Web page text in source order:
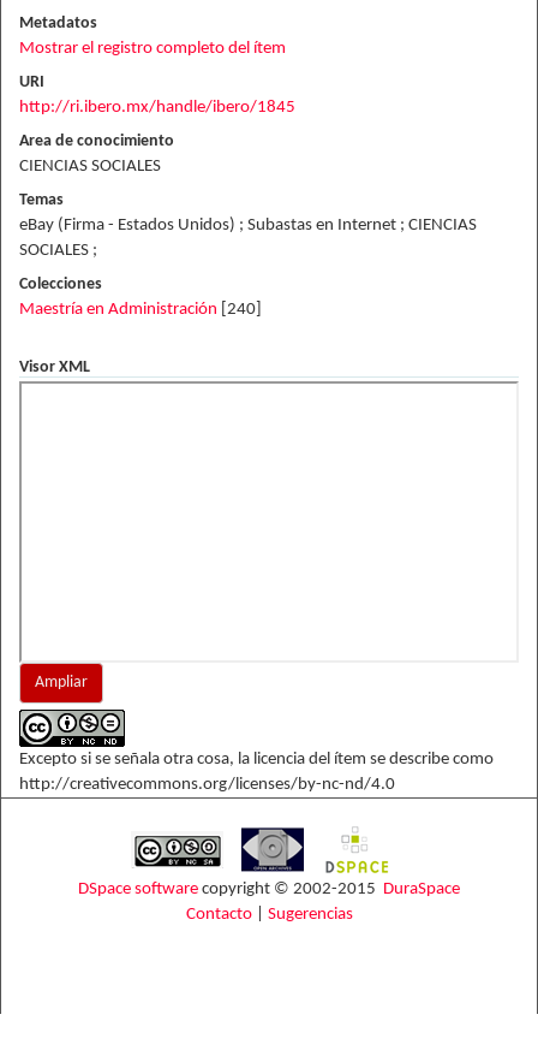
Metadatos
Mostrar el registro completo del ítem
URI
http://ri.ibero.mx/handle/ibero/1845
Area de conocimiento
CIENCIAS SOCIALES
Temas
eBay (Firma - Estados Unidos) ; Subastas en Internet ; CIENCIAS
SOCIALES ;
Colecciones
Maestría en Administración [240]
Visor XML
Ampliar
Excepto si se señala otra cosa, la licencia del ítem se describe como
http://creativecommons.org/licenses/by-nc-nd/4.0
DSpace software copyright © 2002-2015 DuraSpace
Contacto| Sugerencias